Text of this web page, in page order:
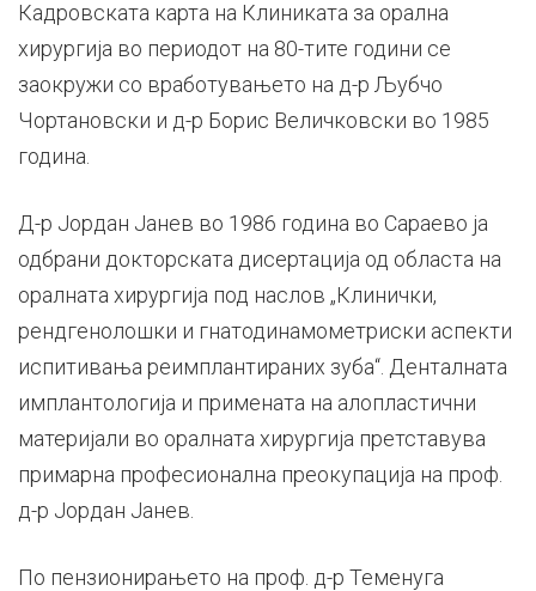
Кадровската карта на Клиниката за орална
хирургија во периодот на 80-тите години се
заокружи со вработувањето на д-р Љубчо
Чортановски и д-р Борис Величковски во 1985
година.
Д-р Јордан Јанев во 1986 година во Сараево ја
одбрани докторската дисертација од областа на
оралната хирургија под наслов „Клинички,
рендгенолошки и гнатодинамометриски аспекти
испитивањa реимплантираних зуба“. Денталната
имплантологија и примената на алопластични
материјали во оралната хирургија претставува
примарна професионална преокупација на проф.
д-р Јордан Јанев.
По пензионирањето на проф. д-р Теменуга